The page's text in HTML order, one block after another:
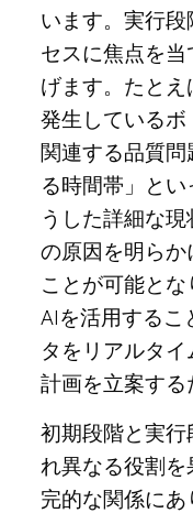
います。実行
セスに焦点を
げます。たと
発生している
関連する品質
る時間帯」と
うした詳細な
の原因を明ら
ことが可能と
AIを活用するこ
タをリアルタ
計画を立案する
初期段階と実
れ異なる役割
完的な関係に